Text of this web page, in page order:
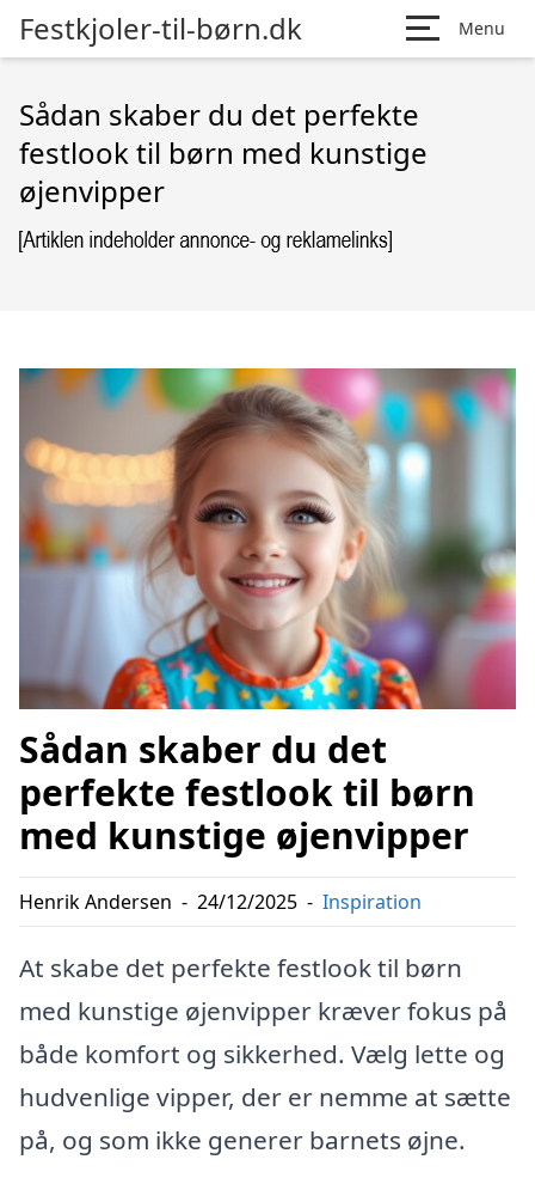
Festkjoler-til-børn.dk Menu
Sådan skaber du det perfekte
festlook til børn med kunstige
øjenvipper
Sådan skaber du det
perfekte festlook til børn
med kunstige øjenvipper
Henrik Andersen - 24/12/2025 - Inspiration
At skabe det perfekte festlook til børn
med kunstige øjenvipper kræver fokus på
både komfort og sikkerhed. Vælg lette og
hudvenlige vipper, der er nemme at sætte
på, og som ikke generer barnets øjne.